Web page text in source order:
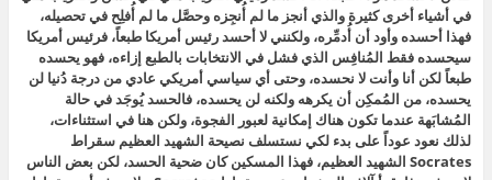
في أشياء أخرى كثيرة والذي أنجز ما لم أُنجِزه وحصَّل ما لم أُفلِح في تحصيله،
فهذا أحسده وأود أن أُدمِّره، ولكنني لا أحسد رئيس أمريكا طبعاً، فرئيس أمريكا
سيحسده فقط المُنافِس الذي فشل في الانتخابات بالطبع إزاءه، فهو يحسده
طبعاً لكن أنا وأنت لا نحسده، وحتى أي سياسي أمريكي عادي من درجة دُنيا لن
يحسده، من المُمكِن أن يكرهه ولكنه لن يحسده، فالحسد يُوجَد في حالة
المُشابَهة عندما تكون هناك إمكانية لعبور الفجوة، ولكن هنا في استثناءات،
لذلك نعود عوداً على بدء لكي نستسلف نصيحة الشهيد العظيم سقراط
Socrates الشهيد العظيم، فهذا المسكين كان ضحية الحسد، لكن بعض الناس